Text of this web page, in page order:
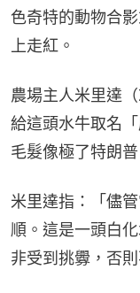
色奇特的動物合
上走紅。
農場主人米里達
給這頭水牛取名
毛髮像極了特朗普
米里達指：「儘
順。這是一頭白
非受到挑釁，否則